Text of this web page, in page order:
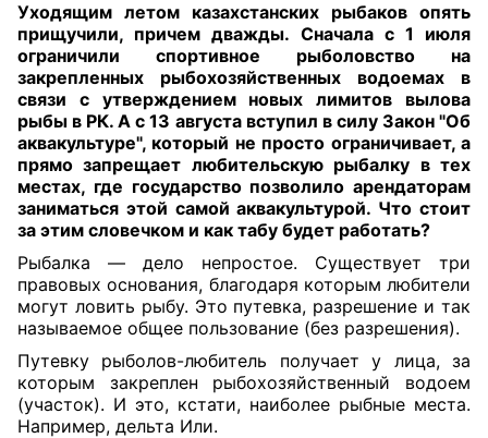
Уходящим летом казахстанских рыбаков опять
прищучили, причем дважды. Сначала с 1 июля
ограничили спортивное рыболовство на
закрепленных рыбохозяйственных водоемах в
связи с утверждением новых лимитов вылова
рыбы в РК. А с 13 августа вступил в силу Закон "Об
аквакультуре", который не просто ограничивает, а
прямо запрещает любительскую рыбалку в тех
местах, где государство позволило арендаторам
заниматься этой самой аквакультурой. Что стоит
за этим словечком и как табу будет работать?
Рыбалка — дело непростое. Существует три
правовых основания, благодаря которым любители
могут ловить рыбу. Это путевка, разрешение и так
называемое общее пользование (без разрешения).
Путевку рыболов-любитель получает у лица, за
которым закреплен рыбохозяйственный водоем
(участок). И это, кстати, наиболее рыбные места.
Например, дельта Или.